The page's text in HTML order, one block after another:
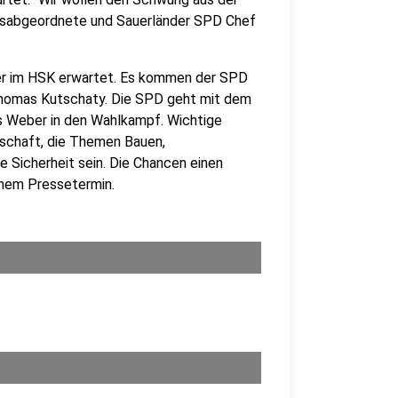
und Sauerländer SPD Chef
HSK erwartet. Es kommen der SPD
Kutschaty. Die SPD geht mit dem
Weber in den Wahlkampf. Wichtige
die Themen Bauen,
Sicherheit sein. Die Chancen einen
Pressetermin.